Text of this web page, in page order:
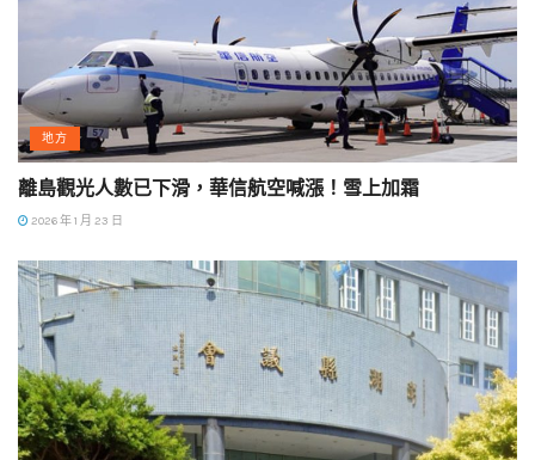
地方
離島觀光人數已下滑，華信航空喊漲！雪上加霜
2026 年 1 月 23 日